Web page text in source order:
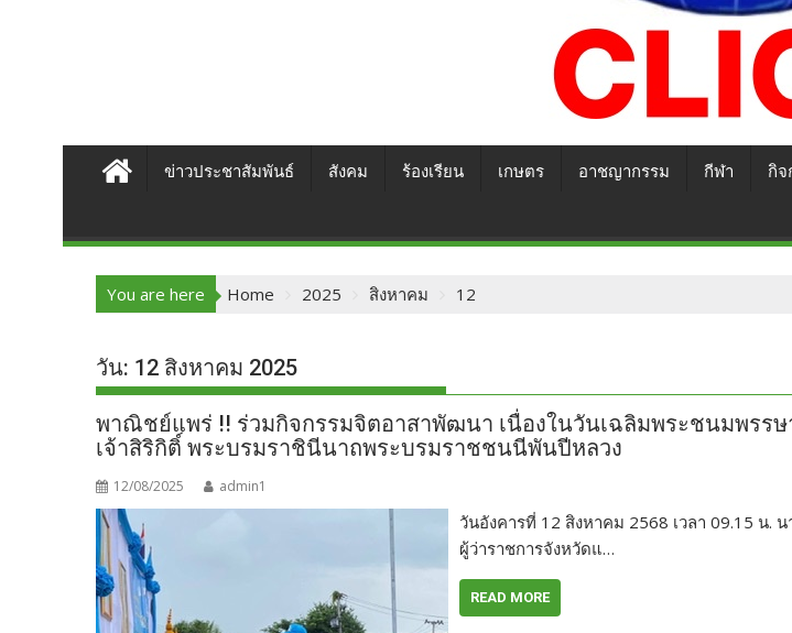
ข่าวประชาสัมพันธ์ สังคม ร้องเรียน เกษตร อาชญากรรม กีฬา กิจ
You are here Home 2025 สิงหาคม 12
วัน: 12 สิงหาคม 2025
พาณิชย์แพร่ !! ร่วมกิจกรรมจิตอาสาพัฒนา เนื่องในวันเฉลิมพระชนมพรรษ
เจ้าสิริกิติ์ พระบรมราชินีนาถพระบรมราชชนนีพันปีหลวง
12/08/2025 admin1
วันอังคารที่ 12 สิงหาคม 2568 เวลา 09.15 น.
ผู้ว่าราชการจังหวัดแ…
READ MORE